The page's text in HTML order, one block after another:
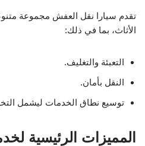
تقدم سيارا نقل العفش مجموعة
الأثاث، بما في ذلك:
التعبئة والتغليف.
النقل بأمان.
توسيع نطاق الخدمات ليشمل
المميزات الرئيسية